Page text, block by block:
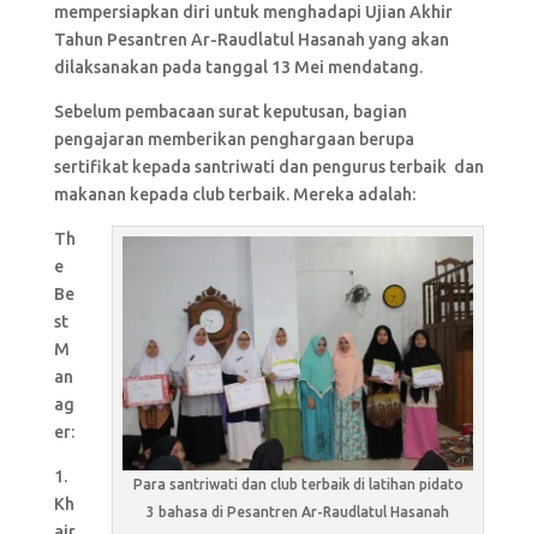
mempersiapkan diri untuk menghadapi Ujian Akhir
Tahun Pesantren Ar-Raudlatul Hasanah yang akan
dilaksanakan pada tanggal 13 Mei mendatang.
Sebelum pembacaan surat keputusan, bagian
pengajaran memberikan penghargaan berupa
sertifikat kepada santriwati dan pengurus terbaik dan
makanan kepada club terbaik. Mereka adalah:
Para santriwati dan club terbaik di latihan pidato
3 bahasa di Pesantren Ar-Raudlatul Hasanah
Th
e
Be
st
M
an
ag
er:
1.
Kh